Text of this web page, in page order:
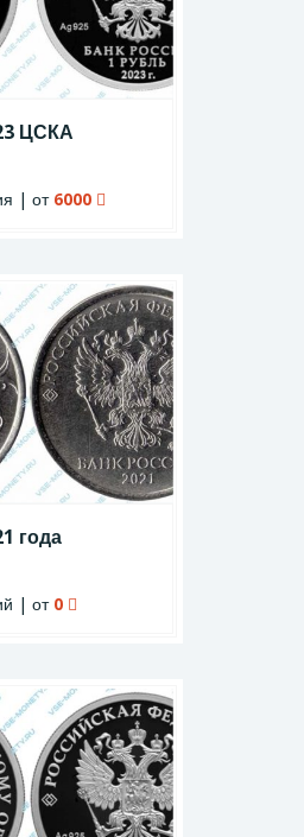
ЦСКА
| от 6000
года
| от 0